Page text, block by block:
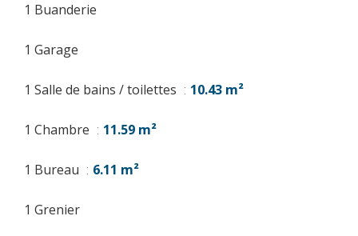
1 Buanderie
1 Garage
1 Salle de bains / toilettes 10.43 m²
1 Chambre 11.59 m²
1 Bureau 6.11 m²
1 Grenier